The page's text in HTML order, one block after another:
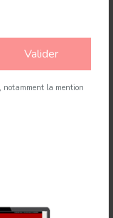
Valider
, notamment la mention